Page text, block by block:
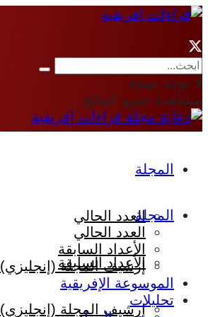
لا توجد نتيجة
مشاهدة جميع النتائج
المجلة
العدد الحالي
الأعداد السابقة
إرشيف المجلة (إنجليزي)
المجلة
العدد الحالي
الأعداد السابقة
إرشيف المجلة (إنجليزي)
الموسوعة الإفريقية
تحليلات